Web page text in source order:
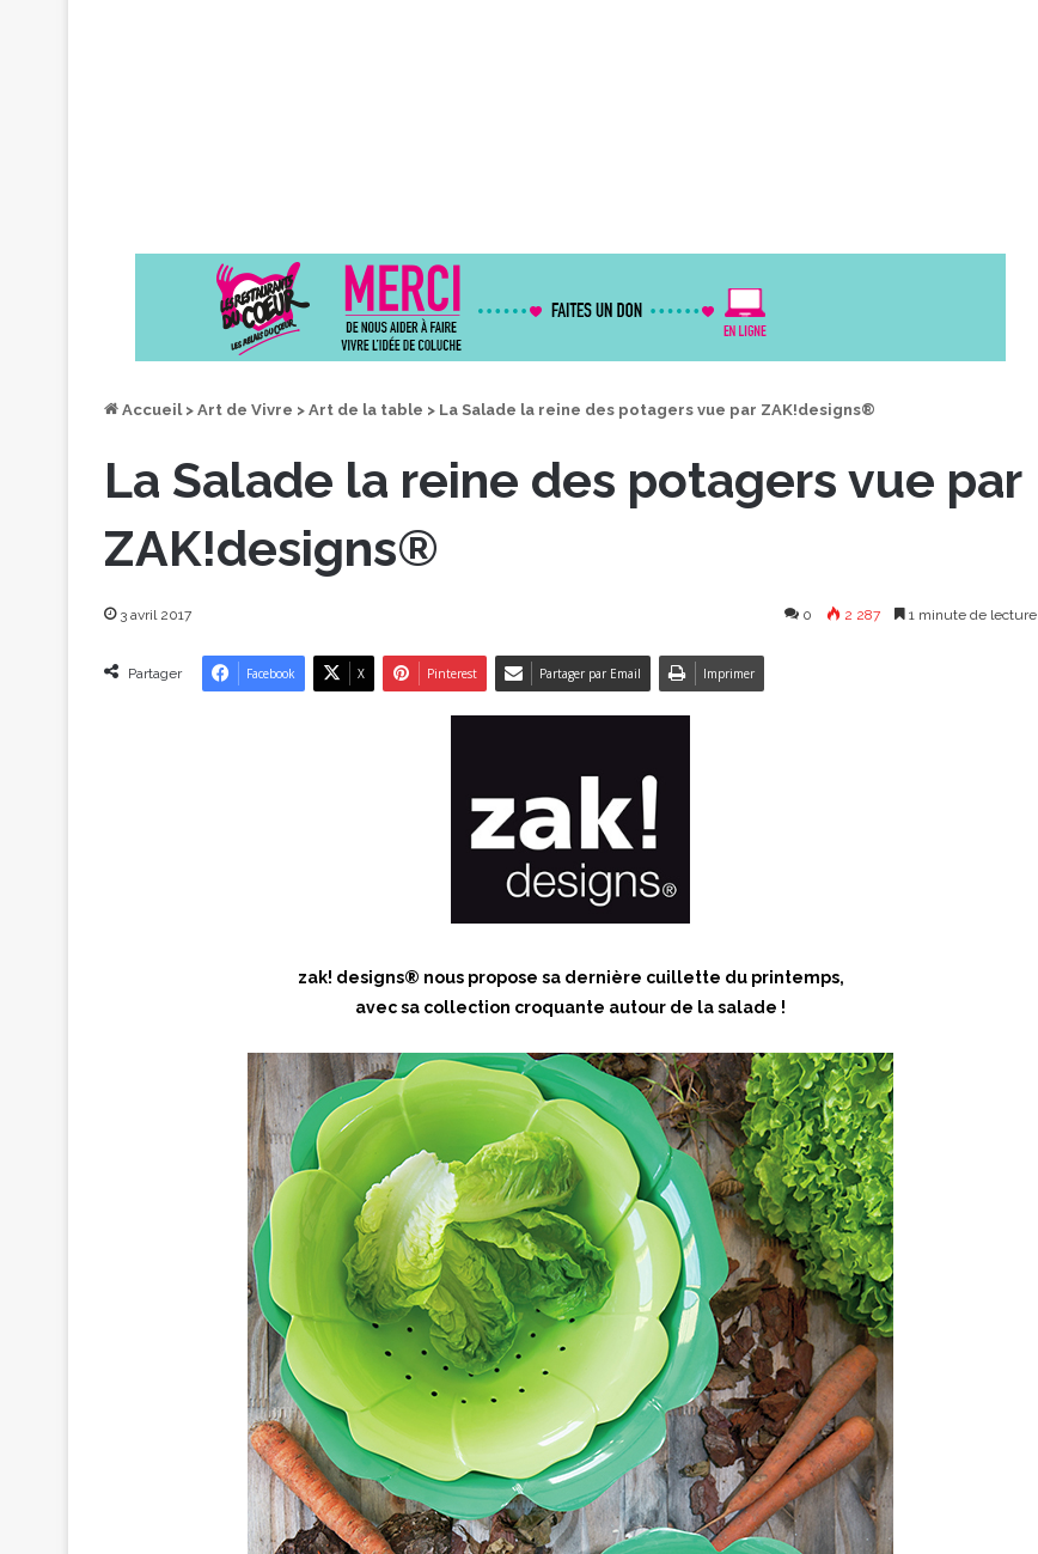
Accueil > Art de Vivre > Art de la table > La Salade la reine des potagers vue par ZAK!designs®
La Salade la reine des potagers vue par
ZAK!designs®
3 avril 2017 0 2 287 1 minute de lecture
Partager Facebook X Pinterest Partager par Email Imprimer
zak! designs® nous propose sa dernière cuillette du printemps,
avec sa collection croquante autour de la salade !